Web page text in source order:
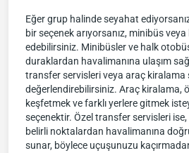
Eğer grup halinde seyahat
bir seçenek arıyorsanız, minibüs
edebilirsiniz. Minibüsler ve halk
duraklardan havalimanına ulaşım
transfer servisleri veya araç kiralama
değerlendirebilirsiniz. Araç kiralama,
keşfetmek ve farklı yerlere gitmek
seçenektir. Özel transfer servisleri
belirli noktalardan havalimanına
sunar, böylece uçuşunuzu